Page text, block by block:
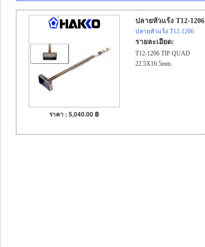
ปลายหัวแร้ง T12-1206
ปลายหัวแร้ง T12-1206
รายละเอียด:
T12-1206 TIP QUAD
22.5X16.5mm.
ราคา : 5,040.00 ฿